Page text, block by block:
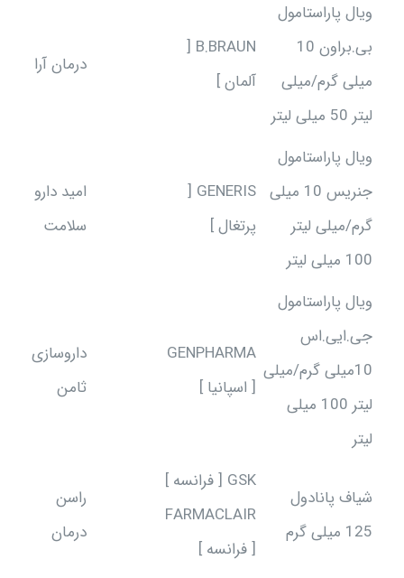
ویال پاراستامول
بی.براون 10
میلی گرم/میلی
لیتر 50 میلی لیتر
B.BRAUN [
آلمان ]
درمان آرا
ویال پاراستامول
جنریس 10 میلی
گرم/میلی لیتر
100 میلی لیتر
GENERIS [
پرتغال ]
امید دارو
سلامت
ویال پاراستامول
جی.ایی.اس
10میلی گرم/میلی
لیتر 100 میلی
لیتر
GENPHARMA
[ اسپانیا ]
داروسازی
ثامن
شیاف پانادول
125 میلی گرم
GSK [ فرانسه ]
FARMACLAIR
[ فرانسه ]
راسن
درمان